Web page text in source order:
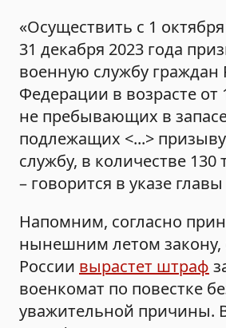
«Осуществить с 1
31 декабря 2023 года
военную службу граждан
Федерации в возрасте от
не пребывающих в
подлежащих <...>
службу, в количестве 130
– говорится в указе
Напомним, согласно
нынешним летом закону,
России вырастет штраф
военкомат по повестке
уважительной причины.